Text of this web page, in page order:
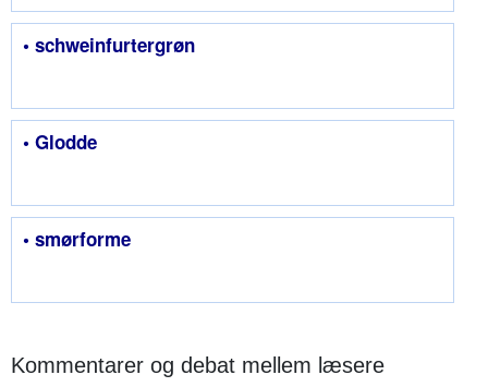
• schweinfurtergrøn
• Glodde
• smørforme
Kommentarer og debat mellem læsere